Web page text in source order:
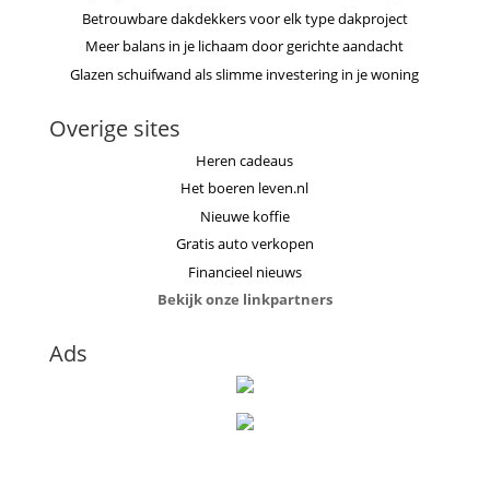
Betrouwbare dakdekkers voor elk type dakproject
Meer balans in je lichaam door gerichte aandacht
Glazen schuifwand als slimme investering in je woning
Overige sites
Heren cadeaus
Het boeren leven.nl
Nieuwe koffie
Gratis auto verkopen
Financieel nieuws
Bekijk onze linkpartners
Ads